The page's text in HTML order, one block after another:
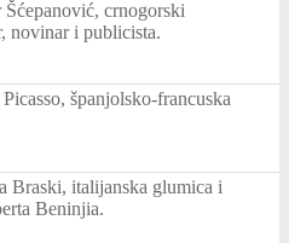
crnogorski
novinar i publicista.
španjolsko-francuska
Braski, italijanska glumica i
Beninjia.